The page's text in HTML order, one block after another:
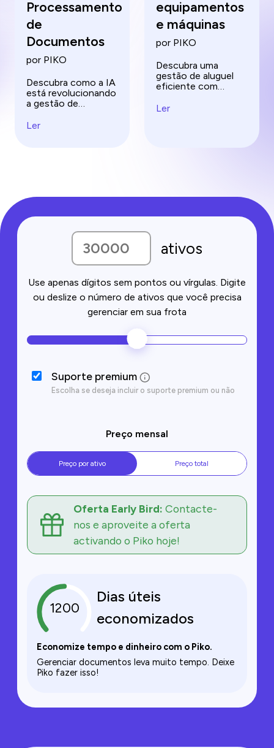
Processamento
de
Documentos
por PIKO
Descubra como a IA
está revolucionando
a gestão de
processamento de
Ler
equipamentos
e máquinas
por PIKO
Descubra uma
gestão de aluguel
eficiente com
que leem e analisam
Ler
ativos
Use apenas dígitos sem pontos ou vírgulas. Digite
ou deslize o número de ativos que você precisa
gerenciar em sua frota
Suporte premium
Escolha se deseja incluir o suporte premium ou não
Preço mensal
Preço por ativo Preço total
Oferta Early Bird: Contacte-
nos e aproveite a oferta
activando o Piko hoje!
1200
Dias úteis
economizados
Economize tempo e dinheiro com o Piko.
Gerenciar documentos leva muito tempo. Deixe
Piko fazer isso!